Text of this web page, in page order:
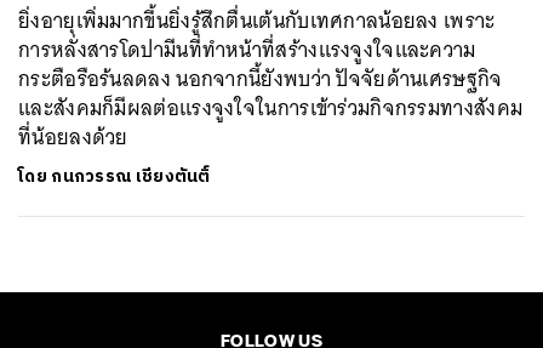
ยิ่งอายุเพิ่มมากขึ้นยิ่งรู้สึกตื่นเต้นกับเทศกาลน้อยลง เพราะ
การหลั่งสารโดปามีนที่ทำหน้าที่สร้างแรงจูงใจและความ
กระตือรือร้นลดลง นอกจากนี้ยังพบว่า ปัจจัยด้านเศรษฐกิจ
และสังคมก็มีผลต่อแรงจูงใจในการเข้าร่วมกิจกรรมทางสังคม
ที่น้อยลงด้วย
โดย กนกวรรณ เชียงตันติ์
FOLLOW US